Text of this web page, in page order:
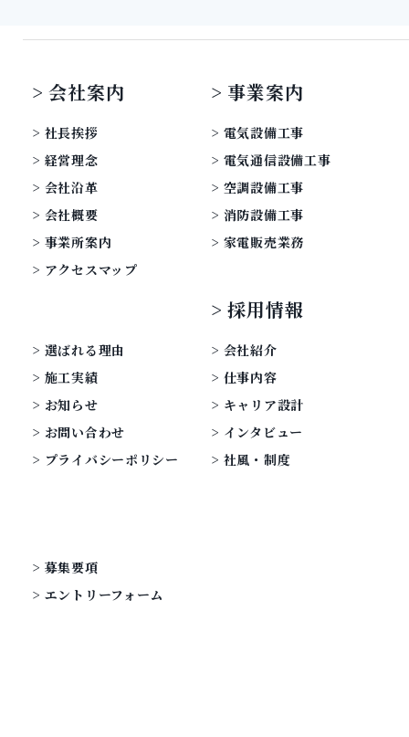
会社案内
社長挨拶
経営理念
会社沿革
会社概要
事業所案内
アクセスマップ
事業案内
電気設備工事
電気通信設備工事
空調設備工事
消防設備工事
家電販売業務
選ばれる理由
施工実績
お知らせ
お問い合わせ
プライバシーポリシー
採用情報
会社紹介
仕事内容
キャリア設計
インタビュー
社風・制度
募集要項
エントリーフォーム